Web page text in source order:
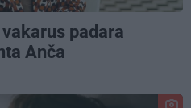
padara
Anča